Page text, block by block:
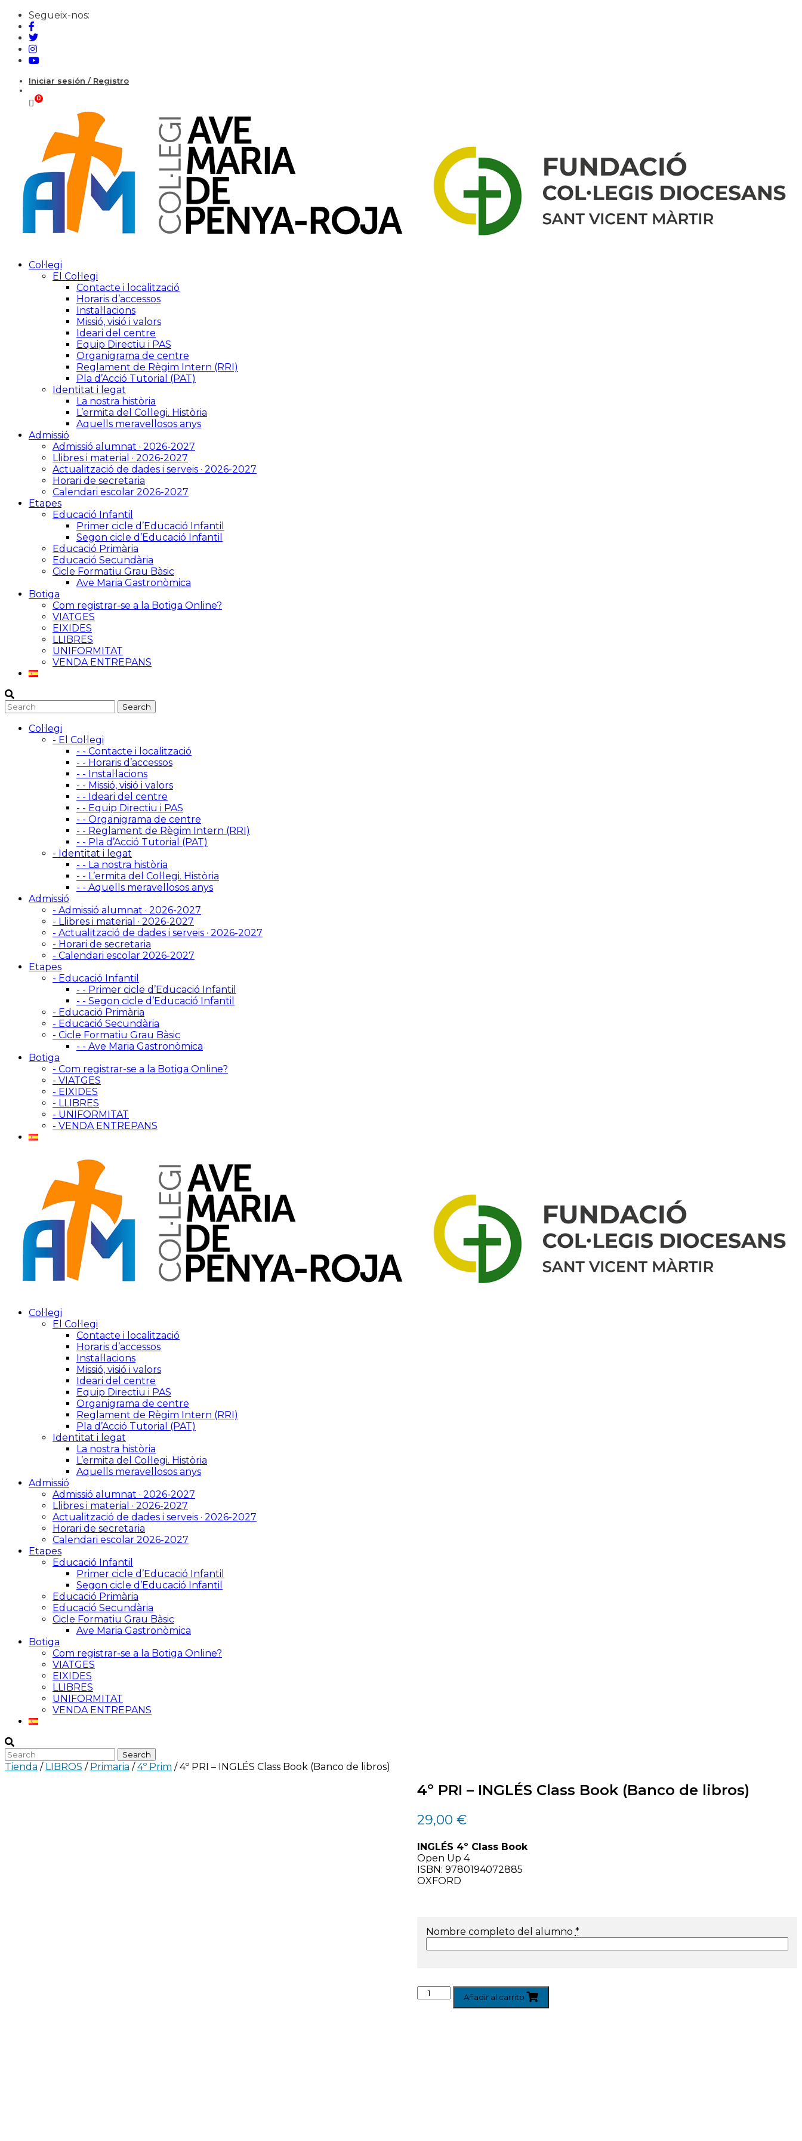
Segueix-nos:
Iniciar sesión / Registro
Col·legi
El Col·legi
Contacte i localització
Horaris d’accessos
Instal·lacions
Missió, visió i valors
Ideari del centre
Equip Directiu i PAS
Organigrama de centre
Reglament de Règim Intern (RRI)
Pla d’Acció Tutorial (PAT)
Identitat i legat
La nostra història
L’ermita del Col·legi. Història
Aquells meravellosos anys
Admissió
Admissió alumnat · 2026-2027
Llibres i material · 2026-2027
Actualització de dades i serveis · 2026-2027
Horari de secretaria
Calendari escolar 2026-2027
Etapes
Educació Infantil
Primer cicle d’Educació Infantil
Segon cicle d’Educació Infantil
Educació Primària
Educació Secundària
Cicle Formatiu Grau Bàsic
Ave Maria Gastronòmica
Botiga
Com registrar-se a la Botiga Online?
VIATGES
EIXIDES
LLIBRES
UNIFORMITAT
VENDA ENTREPANS
Col·legi
- El Col·legi
- - Contacte i localització
- - Horaris d’accessos
- - Instal·lacions
- - Missió, visió i valors
- - Ideari del centre
- - Equip Directiu i PAS
- - Organigrama de centre
- - Reglament de Règim Intern (RRI)
- - Pla d’Acció Tutorial (PAT)
- Identitat i legat
- - La nostra història
- - L’ermita del Col·legi. Història
- - Aquells meravellosos anys
Admissió
- Admissió alumnat · 2026-2027
- Llibres i material · 2026-2027
- Actualització de dades i serveis · 2026-2027
- Horari de secretaria
- Calendari escolar 2026-2027
Etapes
- Educació Infantil
- - Primer cicle d’Educació Infantil
- - Segon cicle d’Educació Infantil
- Educació Primària
- Educació Secundària
- Cicle Formatiu Grau Bàsic
- - Ave Maria Gastronòmica
Botiga
- Com registrar-se a la Botiga Online?
- VIATGES
- EIXIDES
- LLIBRES
- UNIFORMITAT
- VENDA ENTREPANS
Col·legi
El Col·legi
Contacte i localització
Horaris d’accessos
Instal·lacions
Missió, visió i valors
Ideari del centre
Equip Directiu i PAS
Organigrama de centre
Reglament de Règim Intern (RRI)
Pla d’Acció Tutorial (PAT)
Identitat i legat
La nostra història
L’ermita del Col·legi. Història
Aquells meravellosos anys
Admissió
Admissió alumnat · 2026-2027
Llibres i material · 2026-2027
Actualització de dades i serveis · 2026-2027
Horari de secretaria
Calendari escolar 2026-2027
Etapes
Educació Infantil
Primer cicle d’Educació Infantil
Segon cicle d’Educació Infantil
Educació Primària
Educació Secundària
Cicle Formatiu Grau Bàsic
Ave Maria Gastronòmica
Botiga
Com registrar-se a la Botiga Online?
VIATGES
EIXIDES
LLIBRES
UNIFORMITAT
VENDA ENTREPANS
Tienda / LIBROS / Primaria /4º Prim / 4º PRI – INGLÉS Class Book (Banco de libros)
4º PRI – INGLÉS Class Book (Banco de libros)
29,00 €
INGLÉS 4º Class Book
Open Up 4
ISBN: 9780194072885
OXFORD
Nombre completo del alumno *
Añadir al carrito